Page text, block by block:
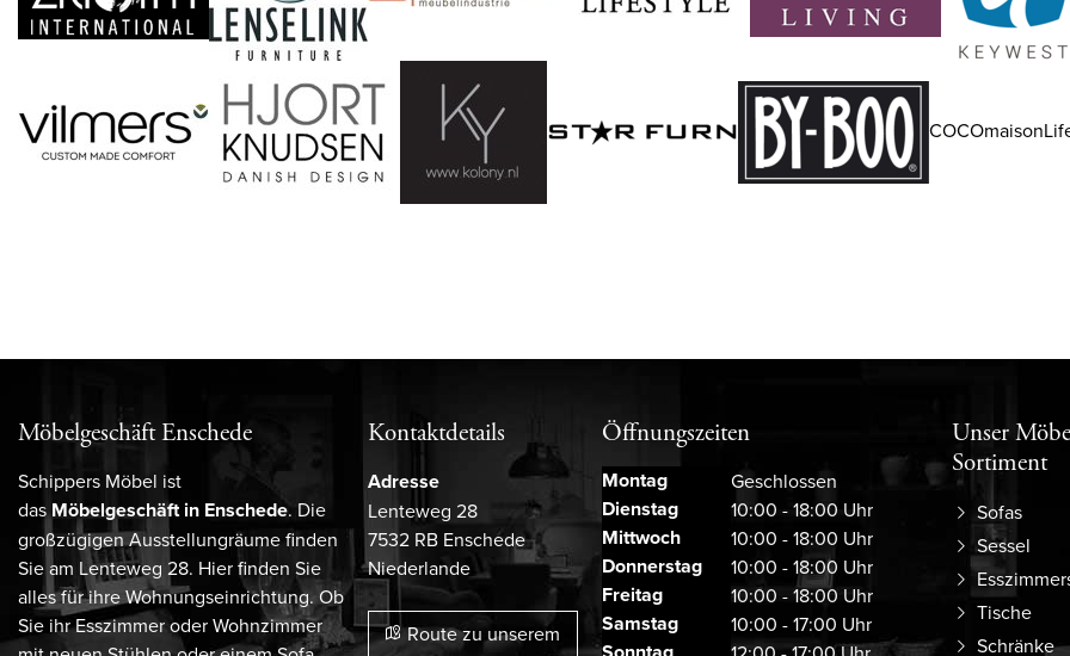
Möbelgeschäft Enschede
Schippers Möbel ist
das Möbelgeschäft in Enschede. Die
großzügigen Ausstellungräume finden
Sie am Lenteweg 28. Hier finden Sie
alles für ihre Wohnungseinrichtung. Ob
Sie ihr Esszimmer oder Wohnzimmer
Kontaktdetails
Adresse
Lenteweg 28
7532 RB Enschede
Niederlande
Route zu unserem
Öffnungszeiten
Montag Geschlossen
Dienstag 10:00 - 18:00 Uhr
Mittwoch 10:00 - 18:00 Uhr
Donnerstag 10:00 - 18:00 Uhr
Freitag 10:00 - 18:00 Uhr
Samstag 10:00 - 17:00 Uhr
Unser
Sortiment
Sofas
Sessel
Tische
Schränke